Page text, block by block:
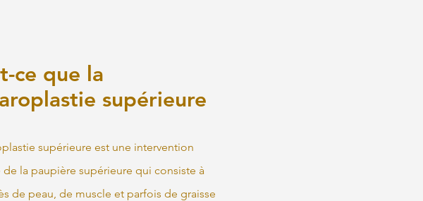
ce que la
supérieure
supérieure est une intervention
la paupière supérieure qui consiste à
de peau, de muscle et parfois de graisse